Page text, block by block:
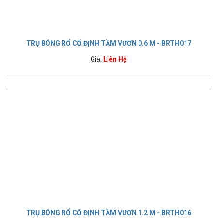
TRỤ BÓNG RỔ CỐ ĐỊNH TẦM VƯƠN 0.6 M - BRTH017
Giá: Liên Hệ
TRỤ BÓNG RỔ CỐ ĐỊNH TẦM VƯƠN 1.2 M - BRTH016